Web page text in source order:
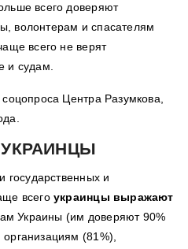
всего доверяют
волонтерам и спасателям
всего не верят
и судам.
Центра Разумкова,
государственных и
всегоукраинцы выражают
Украины (им доверяют 90%
(81%),